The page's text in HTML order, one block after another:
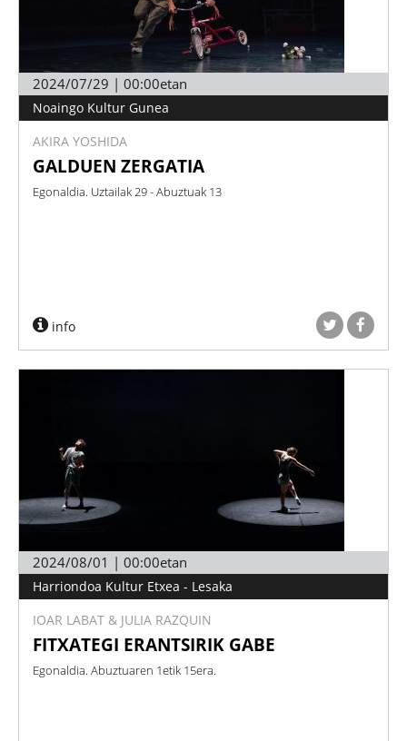
2024/07/29 | 00:00etan
Noaingo Kultur Gunea
AKIRA YOSHIDA
GALDUEN ZERGATIA
Egonaldia. Uztailak 29 - Abuztuak 13
info
2024/08/01 | 00:00etan
Harriondoa Kultur Etxea - Lesaka
IOAR LABAT & JULIA RAZQUIN
FITXATEGI ERANTSIRIK GABE
Egonaldia. Abuztuaren 1etik 15era.